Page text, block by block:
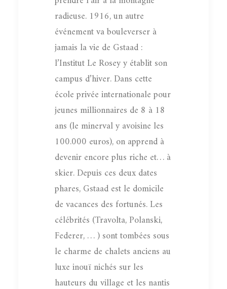
radieuse. 1916, un autre
événement va bouleverser à
jamais la vie de Gstaad :
l’Institut Le Rosey y établit son
campus d’hiver. Dans cette
école privée internationale pour
jeunes millionnaires de 8 à 18
ans (le minerval y avoisine les
100.000 euros), on apprend à
devenir encore plus riche et… à
skier. Depuis ces deux dates
phares, Gstaad est le domicile
de vacances des fortunés. Les
célébrités (Travolta, Polanski,
Federer, … ) sont tombées sous
le charme de chalets anciens au
luxe inouï nichés sur les
hauteurs du village et les nantis